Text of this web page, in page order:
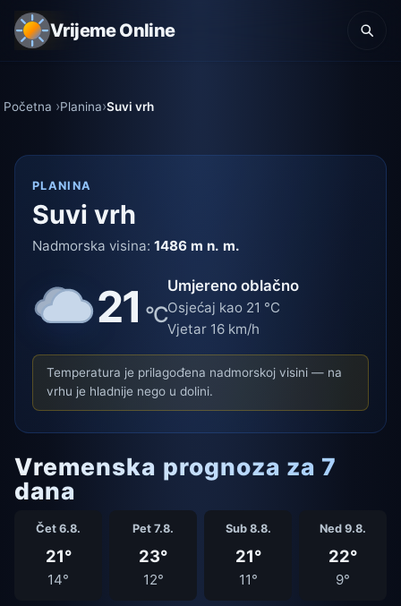
Vrijeme Online
Početna Planina Suvi vrh
PLANINA
Suvi vrh
Nadmorska visina:1486 m n. m.
21 °C
Umjereno oblačno
Osjećaj kao 21 °C
Vjetar 16 km/h
Temperatura je prilagođena nadmorskoj visini — na
vrhu je hladnije nego u dolini.
Vremenska prognoza za 7
dana
Čet 6.8.
21°
14°
Pet 7.8.
23°
12°
Sub 8.8.
21°
11°
Ned 9.8.
22°
9°